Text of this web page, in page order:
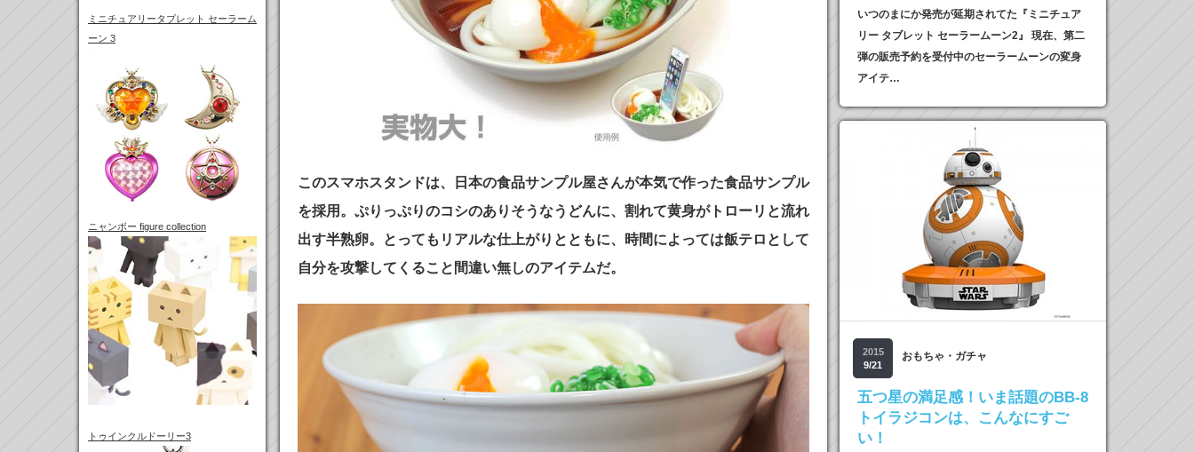
ミニチュアリータブレット セーラーム
ーン 3
ニャンボー figure collection
トゥインクルドーリー3
このスマホスタンドは、日本の食品サンプル屋さんが本気で作った食品サンプル
を採用。ぷりっぷりのコシのありそうなうどんに、割れて黄身がトローリと流れ
出す半熟卵。とってもリアルな仕上がりとともに、時間によっては飯テロとして
自分を攻撃してくること間違い無しのアイテムだ。
いつのまにか発売が延期されてた『ミニチュア
リー タブレット セーラームーン2』 現在、第二
弾の販売予約を受付中のセーラームーンの変身
アイテ…
2015
9/21
おもちゃ・ガチャ
五つ星の満足感！いま話題のBB-8
トイラジコンは、こんなにすご
い！